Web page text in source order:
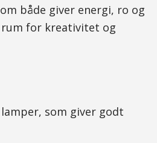
både giver energi, ro og
for kreativitet og
som giver godt